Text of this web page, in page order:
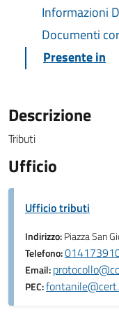
Informazioni
Documenti
Presente in
Descrizione
Tributi
Ufficio
Ufficio tributi
Indirizzo:Piazza San
Telefono:
Email:
PEC: